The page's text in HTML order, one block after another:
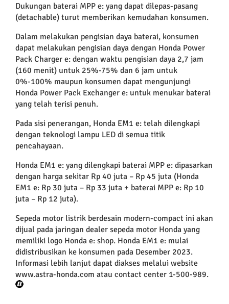
Dukungan baterai MPP e: yang dapat dilepas-pasang
(detachable) turut memberikan kemudahan konsumen.
Dalam melakukan pengisian daya baterai, konsumen
dapat melakukan pengisian daya dengan Honda Power
Pack Charger e: dengan waktu pengisian daya 2,7 jam
(160 menit) untuk 25%-75% dan 6 jam untuk
0%-100% maupun konsumen dapat mengunjungi
Honda Power Pack Exchanger e: untuk menukar baterai
yang telah terisi penuh.
Pada sisi penerangan, Honda EM1 e: telah dilengkapi
dengan teknologi lampu LED di semua titik
pencahayaan.
Honda EM1 e: yang dilengkapi baterai MPP e: dipasarkan
dengan harga sekitar Rp 40 juta – Rp 45 juta (Honda
EM1 e: Rp 30 juta – Rp 33 juta + baterai MPP e: Rp 10
juta – Rp 12 juta).
Sepeda motor listrik berdesain modern-compact ini akan
dijual pada jaringan dealer sepeda motor Honda yang
memiliki logo Honda e: shop. Honda EM1 e: mulai
didistribusikan ke konsumen pada Desember 2023.
Informasi lebih lanjut dapat diakses melalui website
www.astra-honda.com atau contact center 1-500-989.